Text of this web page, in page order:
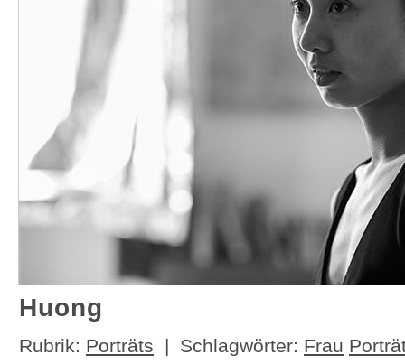
Huong
Rubrik: Porträts | Schlagwörter: Frau